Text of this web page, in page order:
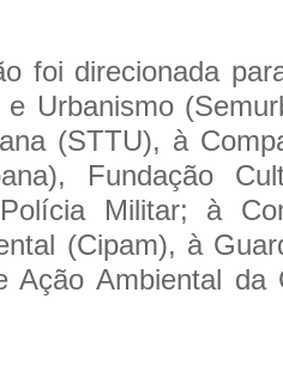
foi direcionada
e Urbanismo
(STTU), à
Fundação
Militar; à
(Cipam), à
Ação Ambiental